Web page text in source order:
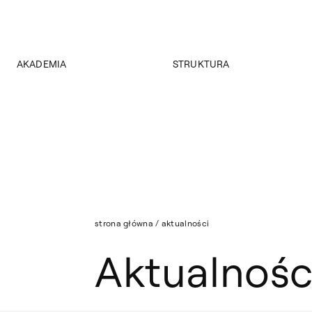
AKADEMIA STRUKTURA
strona główna / aktualności